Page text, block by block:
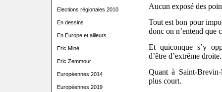
Elections régionales 2010
En dessins
En Europe et ailleurs...
Eric Miné
Eric Zemmour
Européennes 2014
Européennes 2019
Aucun exposé des
Tout est bon pour
donc on n’entend que
Et quiconque s’y
d’être d’extrême droite.
Quant à Saint-
plus court.